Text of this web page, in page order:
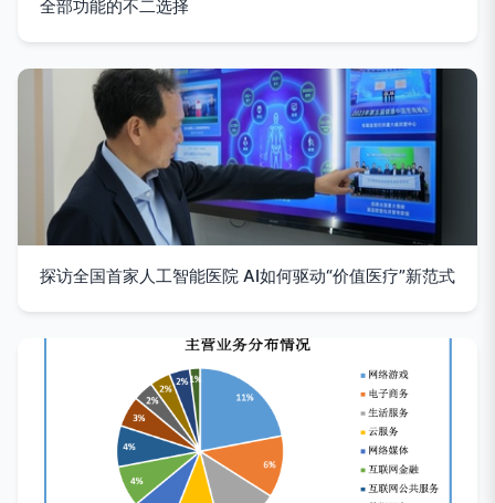
全部功能的不二选择
探访全国首家人工智能医院 AI如何驱动“价值医疗”新范式